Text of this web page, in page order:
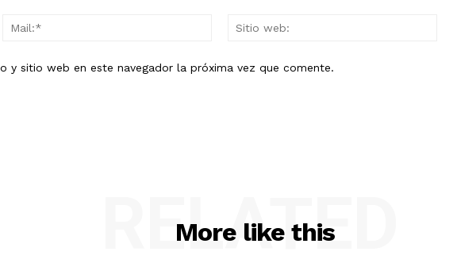
Mail:*
y sitio web en este navegador la próxima vez que comente.
More like this
RELATED